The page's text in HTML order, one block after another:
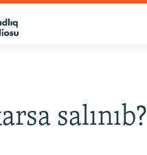
salınıb?